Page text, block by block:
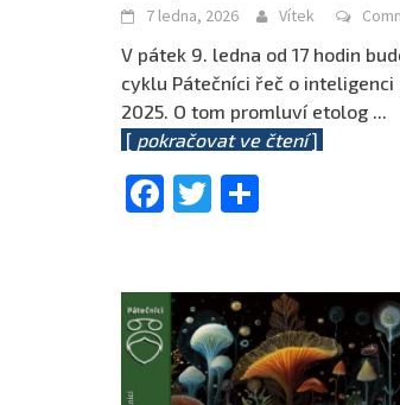
7 ledna, 2026 Vítek
V pátek 9. ledna od 17 hodin
cyklu Pátečníci řeč o inteligenci
2025. O tom promluví etolog ...
[ pokračovat ve čtení]
Facebook
Twitter